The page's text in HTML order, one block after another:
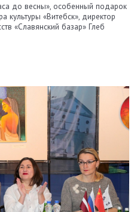
до весны», особенный подарок
культуры «Витебск», директор
«Славянский базар» Глеб